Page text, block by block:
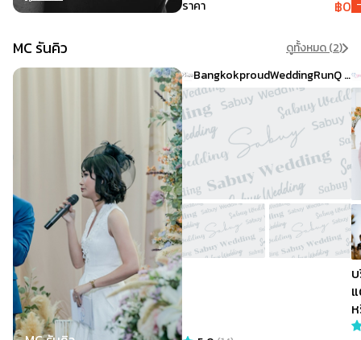
30 มีนาคม 2025 เท่านั้น )
แพคเกจ Wedding Cinema วัน
งานพิธี พร้อมกับ Wedding
Presentation สำหรับเปิดฉาย
ในวันงาน รับส่วนลดทันที 2,000
บาท
ราคา
฿0
MC รันคิว ดูทั้งหมด (2)
BangkokproudWeddingRunQ & MC